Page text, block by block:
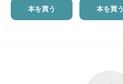
本を買う 本を買う